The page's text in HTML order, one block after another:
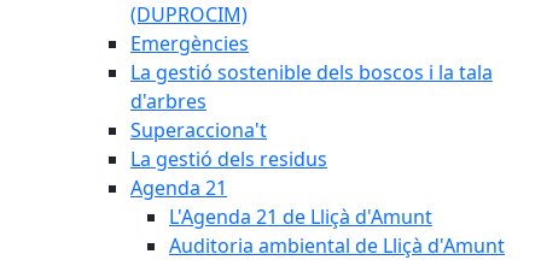
(DUPROCIM)
Emergències
La gestió sostenible dels boscos i la tala
d'arbres
Superacciona't
La gestió dels residus
Agenda 21
L'Agenda 21 de Lliçà d'Amunt
Auditoria ambiental de Lliçà d'Amunt